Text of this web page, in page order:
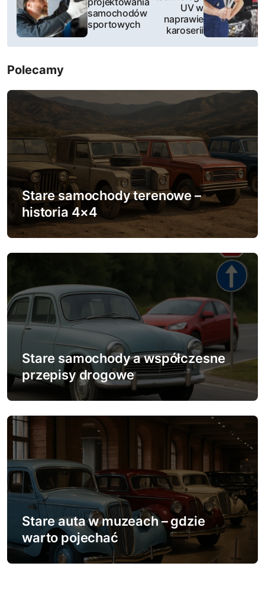
w
i
g
a
c
j
a
w
p
i
u
samochodów
sportowych
UV w
naprawie
karoserii
Polecamy
Stare samochody terenowe –
historia 4×4
Stare samochody a współczesne
przepisy drogowe
Stare auta w muzeach – gdzie
warto pojechać